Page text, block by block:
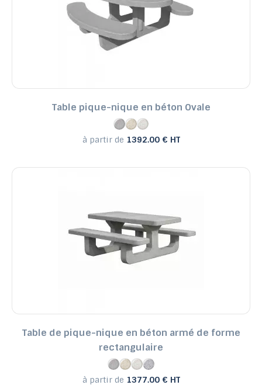
Table pique-nique en béton Ovale
à partir de 1392.00 € HT
Table de pique-nique en béton armé de forme
rectangulaire
à partir de 1377.00 € HT